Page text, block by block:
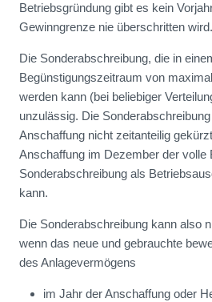
Betriebsgründung gibt es kein
Gewinngrenze nie überschritten wird.
Die Sonderabschreibung, die in
Begünstigungszeitraum von
werden kann (bei beliebiger
unzulässig. Die
Anschaffung nicht zeitanteilig
Anschaffung im Dezember der volle
Sonderabschreibung als
kann.
Die Sonderabschreibung kann also
wenn das neue und gebrauchte
des Anlagevermögens
im Jahr der Anschaffung oder